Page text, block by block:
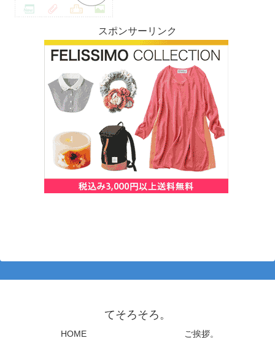
スポンサーリンク
てそろそろ。
HOME ご挨拶。